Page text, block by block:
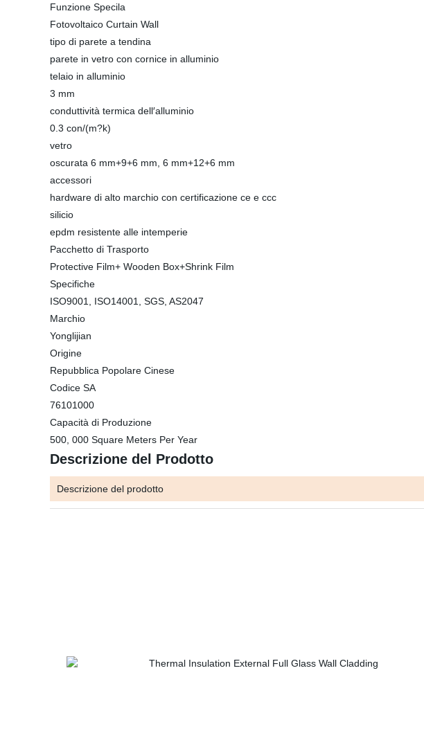
Funzione Specila
Fotovoltaico Curtain Wall
tipo di parete a tendina
parete in vetro con cornice in alluminio
telaio in alluminio
3 mm
conduttività termica dell′alluminio
0.3 con/(m?k)
vetro
oscurata 6 mm+9+6 mm, 6 mm+12+6 mm
accessori
hardware di alto marchio con certificazione ce e ccc
silicio
epdm resistente alle intemperie
Pacchetto di Trasporto
Protective Film+ Wooden Box+Shrink Film
Specifiche
ISO9001, ISO14001, SGS, AS2047
Marchio
Yonglijian
Origine
Repubblica Popolare Cinese
Codice SA
76101000
Capacità di Produzione
500, 000 Square Meters Per Year
Descrizione del Prodotto
Descrizione del prodotto